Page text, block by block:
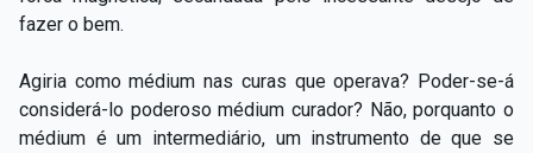
fazer o bem.
Agiria como médium nas curas que operava? Poder-se-á
considerá-lo poderoso médium curador? Não, porquanto o
médium é um intermediário, um instrumento de que se